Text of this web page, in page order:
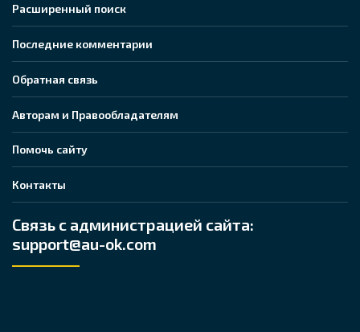
Расширенный поиск
Последние комментарии
Обратная связь
Авторам и Правообладателям
Помочь сайту
Контакты
Связь с администрацией сайта:
support@au-ok.com